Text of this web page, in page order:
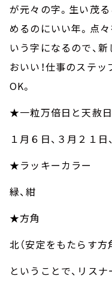
が元々の字。生い茂
めるのにいい年。点々
いう字になるので、
おいい！仕事のステ
OK。
★一粒万倍日と天赦
１月６日、３月２１日
★ラッキーカラー
緑、紺
★方角
北（安定をもたらす方
ということで、リス